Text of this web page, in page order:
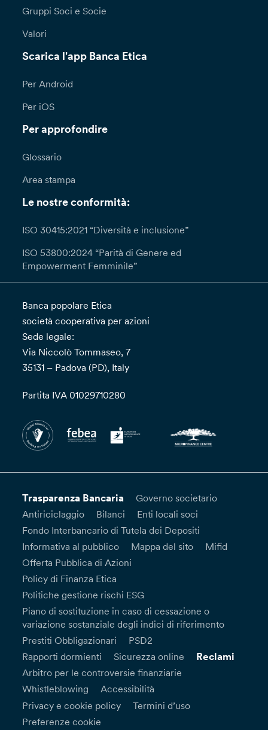
Gruppi Soci e Socie
Valori
Scarica l'app Banca Etica
Per Android
Per iOS
Per approfondire
Glossario
Area stampa
Le nostre conformità:
ISO 30415:2021 “Diversità e inclusione”
ISO 53800:2024 “Parità di Genere ed
Empowerment Femminile”
Banca popolare Etica
società cooperativa per azioni
Sede legale:
Via Niccolò Tommaseo, 7
35131 – Padova (PD), Italy
Partita IVA 01029710280
Trasparenza Bancaria
Governo societario
Antiriciclaggio
Bilanci
Enti locali soci
Fondo Interbancario di Tutela dei Depositi
Informativa al pubblico
Mappa del sito
Mifid
Offerta Pubblica di Azioni
Policy di Finanza Etica
Politiche gestione rischi ESG
Piano di sostituzione in caso di cessazione o
variazione sostanziale degli indici di riferimento
Prestiti Obbligazionari
PSD2
Rapporti dormienti
Sicurezza online Reclami
Arbitro per le controversie finanziarie
Whistleblowing
Accessibilità
Privacy e cookie policy
Termini d’uso
Preferenze cookie